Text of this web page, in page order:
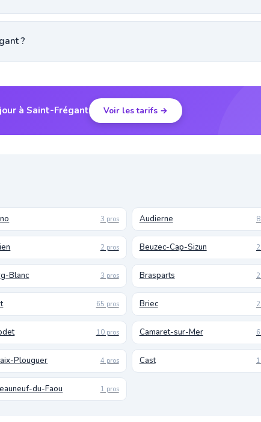
?
à Saint-Frégant Voir les tarifs →
3 pros Audierne
2 pros Beuzec-Cap-Sizun
Blanc 3 pros Brasparts
65 pros Briec
10 pros Camaret-sur-Mer
Plouguer 4 pros Cast
du-Faou 1 pros